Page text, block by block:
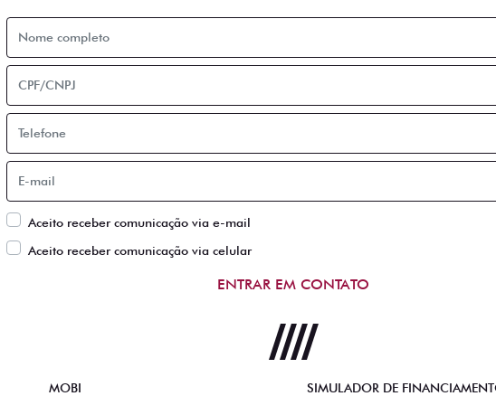
Aceito receber comunicação via e-mail
Aceito receber comunicação via celular
ENTRAR EM CONTATO
MOBI SIMULADOR DE